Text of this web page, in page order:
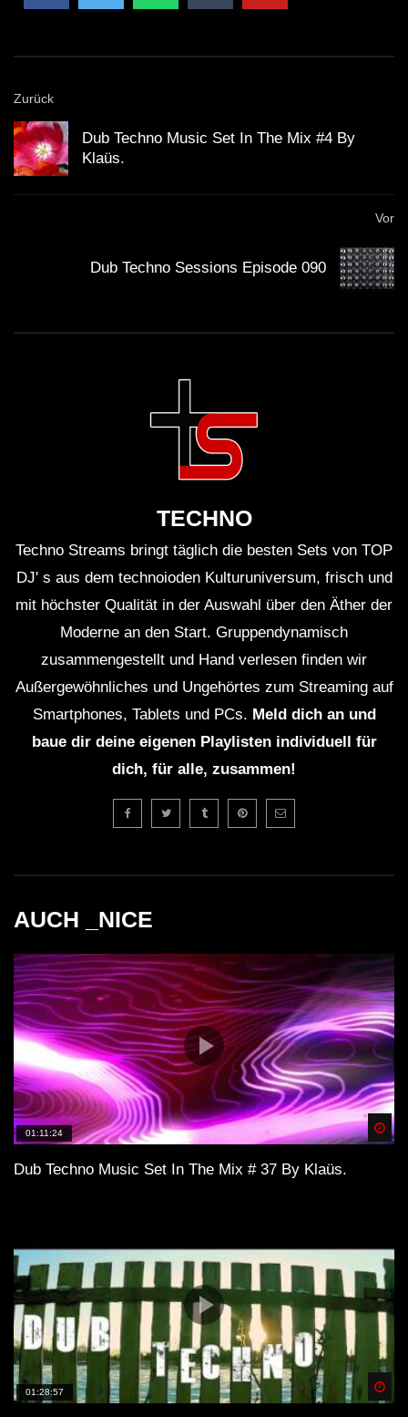
Zurück
Dub Techno Music Set In The Mix #4 By
Klaüs.
Vor
Dub Techno Sessions Episode 090
TECHNO
Techno Streams bringt täglich die besten Sets von TOP
DJ' s aus dem technoioden Kulturuniversum, frisch und
mit höchster Qualität in der Auswahl über den Äther der
Moderne an den Start. Gruppendynamisch
zusammengestellt und Hand verlesen finden wir
Außergewöhnliches und Ungehörtes zum Streaming auf
Smartphones, Tablets und PCs. Meld dich an und
baue dir deine eigenen Playlisten individuell für
dich, für alle, zusammen!
AUCH _NICE
01:11:24
Dub Techno Music Set In The Mix # 37 By Klaüs.
01:28:57